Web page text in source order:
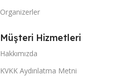
Organizerler
Müşteri Hizmetleri
Hakkımızda
KVKK Aydınlatma Metni